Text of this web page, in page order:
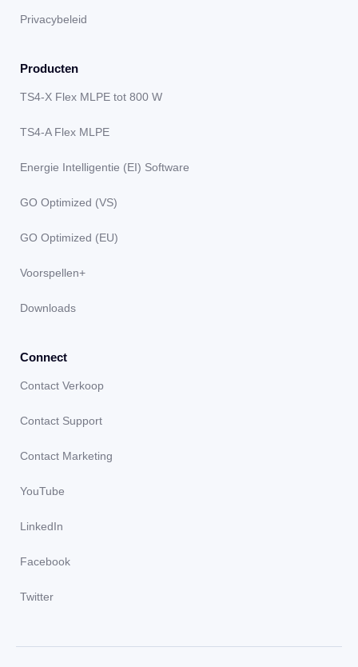
Privacybeleid
Producten
TS4-X Flex MLPE tot 800 W
TS4-A Flex MLPE
Energie Intelligentie (EI) Software
GO Optimized (VS)
GO Optimized (EU)
Voorspellen+
Downloads
Connect
Contact Verkoop
Contact Support
Contact Marketing
YouTube
LinkedIn
Facebook
Twitter